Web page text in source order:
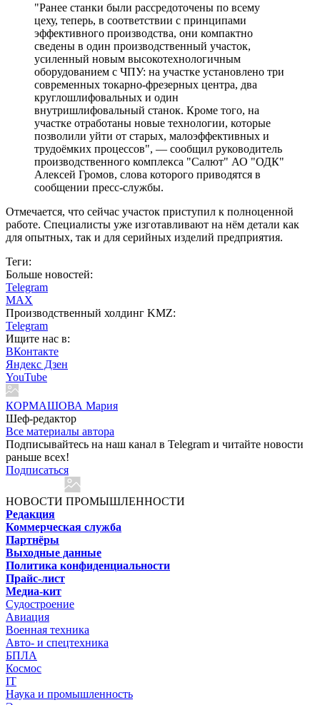
"Ранее станки были рассредоточены по всему
цеху, теперь, в соответствии с принципами
эффективного производства, они компактно
сведены в один производственный участок,
усиленный новым высокотехнологичным
оборудованием с ЧПУ: на участке установлено три
современных токарно-фрезерных центра, два
круглошлифовальных и один
внутришлифовальный станок. Кроме того, на
участке отработаны новые технологии, которые
позволили уйти от старых, малоэффективных и
трудоёмких процессов", — сообщил руководитель
производственного комплекса "Салют" АО "ОДК"
Алексей Громов, слова которого приводятся в
сообщении пресс-службы.
Отмечается, что сейчас участок приступил к полноценной
работе. Специалисты уже изготавливают на нём детали как
для опытных, так и для серийных изделий предприятия.
Теги:
Больше новостей:
Telegram
MAX
Производственный холдинг KMZ:
Telegram
Ищите нас в:
ВКонтакте
Яндекс Дзен
YouTube
КОРМАШОВА Мария
Шеф-редактор
Все материалы автора
Подписывайтесь на наш канал в Telegram и читайте новости
раньше всех!
Подписаться
НОВОСТИ ПРОМЫШЛЕННОСТИ
Редакция
Коммерческая служба
Партнёры
Выходные данные
Политика конфиденциальности
Прайс-лист
Медиа-кит
Судостроение
Авиация
Военная техника
Авто- и спецтехника
БПЛА
Космос
IT
Наука и промышленность